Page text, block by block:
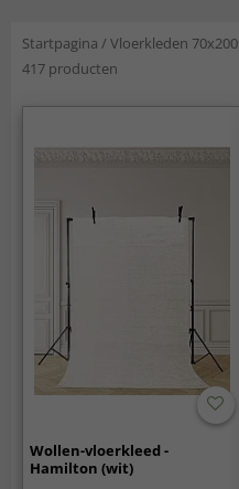
Startpagina /Vloerkleden 70x200
417 producten
Wollen-vloerkleed -
Hamilton (wit)